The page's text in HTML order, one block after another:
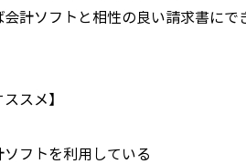
計ソフトと相性の良い請求書にで
スメ】
フトを利用している